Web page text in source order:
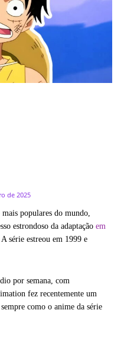
de 2025
populares do mundo,
estrondoso da adaptação em
série estreou em 1999 e
por semana, com
fez recentemente um
como o anime da série